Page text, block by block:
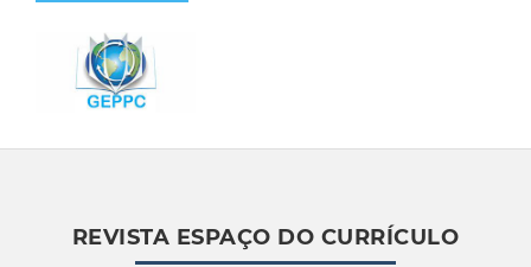
REVISTA ESPAÇO DO CURRÍCULO